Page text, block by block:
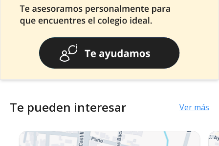
Te pueden interesar Ver más